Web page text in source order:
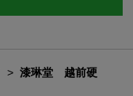
漆琳堂 越前硬